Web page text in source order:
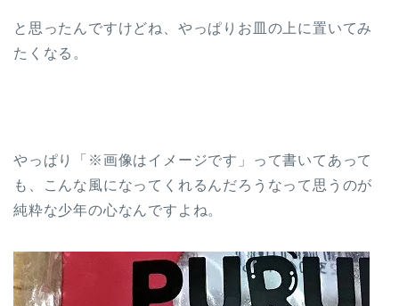
と思ったんですけどね、やっぱりお皿の上に置いてみ
たくなる。
やっぱり「※画像はイメージです」って書いてあって
も、こんな風になってくれるんだろうなって思うのが
純粋な少年の心なんですよね。